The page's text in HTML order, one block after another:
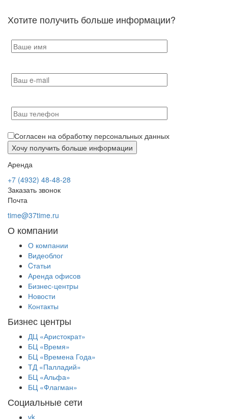
Хотите получить больше информации?
Согласен на обработку персональных данных
Аренда
+7 (4932) 48-48-28
Заказать звонок
Почта
time@37time.ru
О компании
О компании
Видеоблог
Cтатьи
Аренда офисов
Бизнес-центры
Новости
Контакты
Бизнес центры
ДЦ «Аристократ»
БЦ «Время»
БЦ «Времена Года»
ТД «Палладий»
БЦ «Альфа»
БЦ «Флагман»
Социальные сети
vk